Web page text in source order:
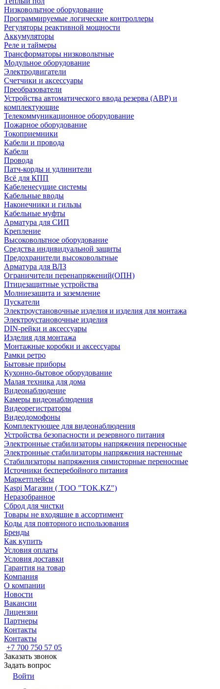
Низковольтное оборудование
Программируемые логические контроллеры
Регуляторы реактивной мощности
Аккумуляторы
Реле и таймеры
Трансформаторы низковольтные
Модульное оборудование
Электродвигатели
Счетчики и аксессуары
Преобразователи
Устройства автоматического ввода резерва (АВР) и
комплектующие
Телекоммуникационное оборудование
Пожарное оборудование
Токоприемники
Кабели и провода
Кабели
Провода
Патч-корды и удлинители
Всё для КПП
Кабеленесущие системы
Кабельные вводы
Наконечники и гильзы
Кабельные муфты
Арматура для СИП
Крепление
Высоковольтное оборудование
Средства индивидуальной защиты
Предохранители высоковольтные
Арматура для ВЛЗ
Ограничители перенапряжений(ОПН)
Птицезащитные устройства
Молниезащита и заземление
Пускатели
Электроустановочные изделия и изделия для монтажа
Электроустановочные изделия
DIN-рейки и аксессуары
Изделия для монтажа
Монтажные коробки и аксессуары
Рамки ретро
Бытовые приборы
Кухонно-бытовое оборудование
Малая техника для дома
Видеонаблюдение
Камеры видеонаблюдения
Видеорегистраторы
Видеодомофоны
Комплектующее для видеонаблюдения
Устройства безопасности и резервного питания
Электронные стабилизаторы напряжения переносные
Электронные стабилизаторы напряжения настенные
Стабилизаторы напряжения симисторные переносные
Источники бесперебойного питания
Маркетплейсы
Kaspi Магазин ( ТОО "TOK.KZ")
Неразобранное
Сброд для чистки
Товары не входящие в ассортимент
Коды для повторного использования
Бренды
Как купить
Условия оплаты
Условия доставки
Гарантия на товар
Компания
О компании
Новости
Вакансии
Лицензии
Партнеры
Контакты
Контакты
+7 700 750 57 05
Заказать звонок
Задать вопрос
Войти